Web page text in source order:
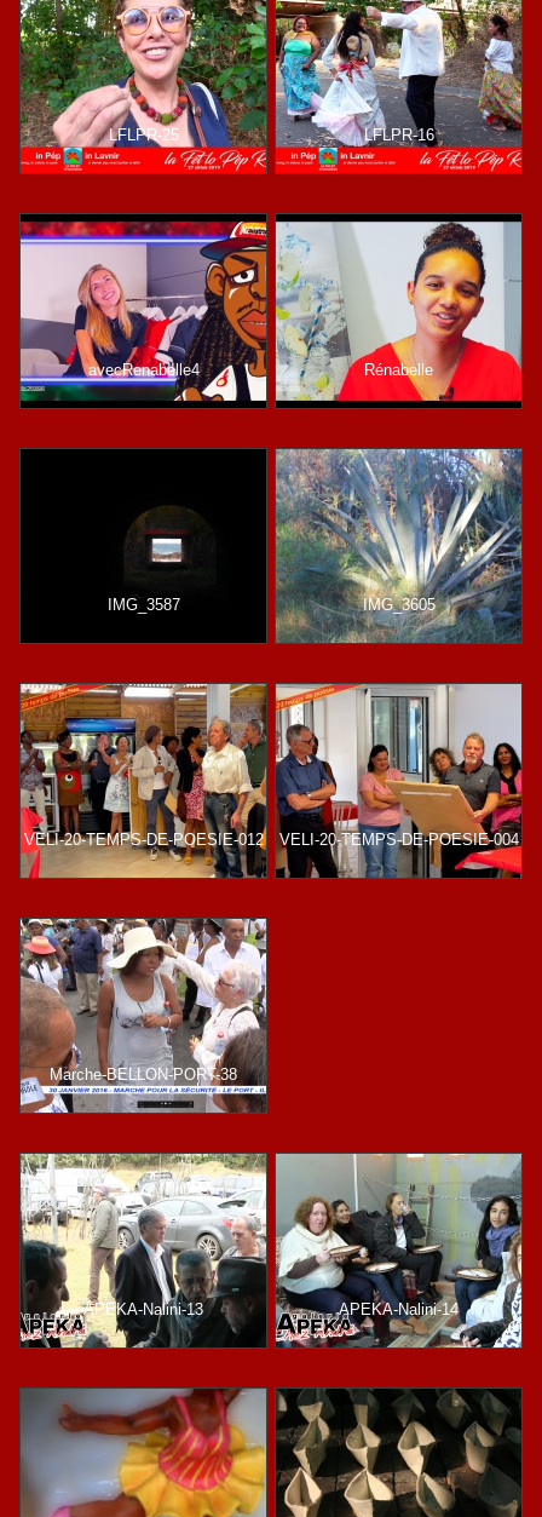
LFLPR-25 LFLPR-16
avecRenabelle4 Rénabelle
IMG_3587 IMG_3605
VELI-20-TEMPS-DE-POESIE-012 VELI-20-TEMPS-DE-POESIE-004
Marche-BELLON-PORT-38
APEKA-Nalini-13 APEKA-Nalini-14